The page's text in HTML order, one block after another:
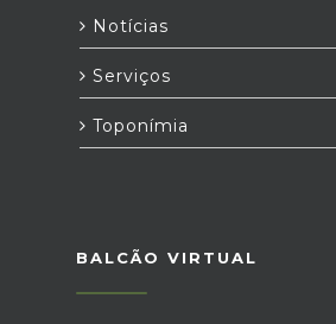
Notícias
Serviços
Toponímia
BALCÃO VIRTUAL